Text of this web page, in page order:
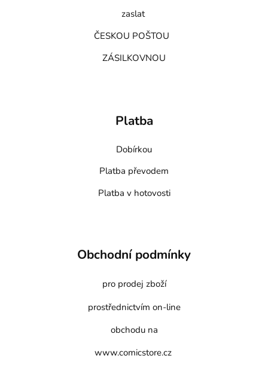
zaslat
ČESKOU POŠTOU
ZÁSILKOVNOU
Platba
Dobírkou
Platba převodem
Platba v hotovosti
Obchodní podmínky
pro prodej zboží
prostřednictvím on-line
obchodu na
www.comicstore.cz